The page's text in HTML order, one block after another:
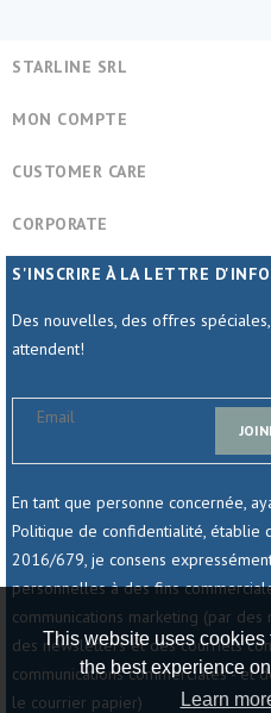
This website uses cookies
the best experience
Learn
STARLINE SRL
MON COMPTE
CUSTOMER CARE
CORPORATE
S'INSCRIRE À LA LETTRE
Des nouvelles, des offres
attendent!
En tant que personne concernée,
Politique de confidentialité, établie
2016/679, je consens
personnelles à des fins
communications marketing (par
des newsletters et des courriels
communications commerciales - et
le courrier papier)